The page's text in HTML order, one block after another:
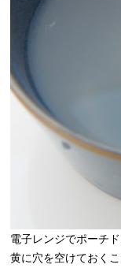
電子レンジでポーチ
黄に穴を空けておくこ